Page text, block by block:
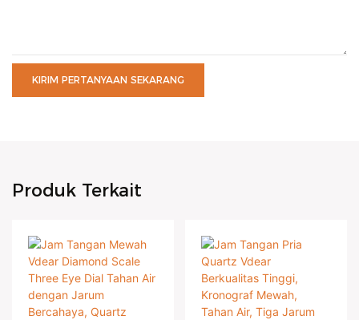
KIRIM PERTANYAAN SEKARANG
Produk Terkait